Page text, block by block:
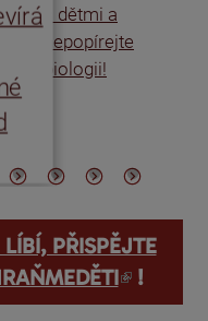
s dětmi a
nepopírejte
biologii!
PŘISPĚJTE
!